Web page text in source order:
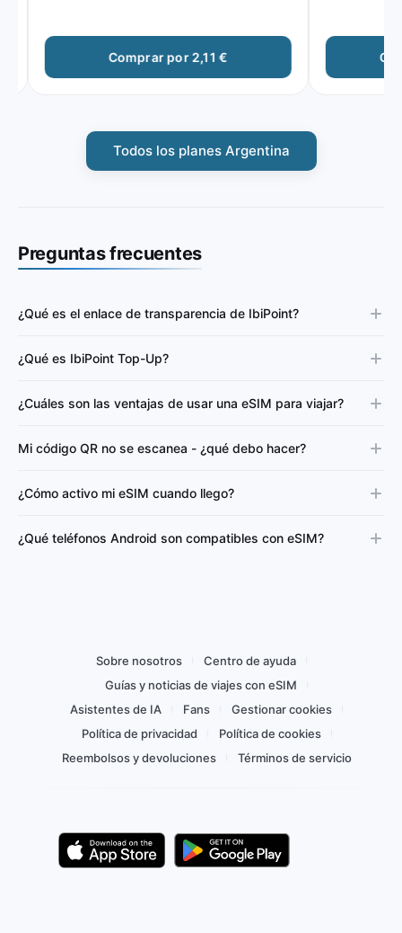
Comprar por 2,11 €
Todos los planes Argentina
Preguntas frecuentes
¿Qué es el enlace de transparencia de IbiPoint?
¿Qué es IbiPoint Top-Up?
¿Cuáles son las ventajas de usar una eSIM para viajar?
Mi código QR no se escanea - ¿qué debo hacer?
¿Cómo activo mi eSIM cuando llego?
¿Qué teléfonos Android son compatibles con eSIM?
Sobre nosotros
Centro de ayuda
Guías y noticias de viajes con eSIM
Asistentes de IA
Fans
Gestionar cookies
Política de privacidad
Política de cookies
Reembolsos y devoluciones
Términos de servicio